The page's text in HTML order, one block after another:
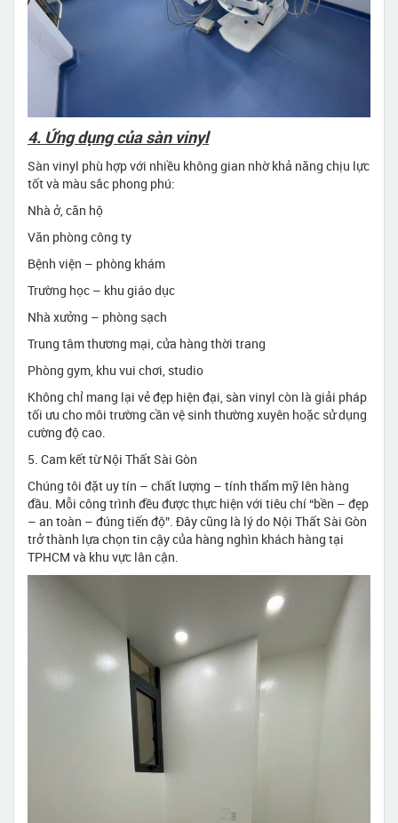
4. Ứng dụng của sàn vinyl
Sàn vinyl phù hợp với nhiều không gian nhờ khả năng chịu lực
tốt và màu sắc phong phú:
Nhà ở, căn hộ
Văn phòng công ty
Bệnh viện – phòng khám
Trường học – khu giáo dục
Nhà xưởng – phòng sạch
Trung tâm thương mại, cửa hàng thời trang
Phòng gym, khu vui chơi, studio
Không chỉ mang lại vẻ đẹp hiện đại, sàn vinyl còn là giải pháp
tối ưu cho môi trường cần vệ sinh thường xuyên hoặc sử dụng
cường độ cao.
5. Cam kết từ Nội Thất Sài Gòn
Chúng tôi đặt uy tín – chất lượng – tính thẩm mỹ lên hàng
đầu. Mỗi công trình đều được thực hiện với tiêu chí “bền – đẹp
– an toàn – đúng tiến độ”. Đây cũng là lý do Nội Thất Sài Gòn
trở thành lựa chọn tin cậy của hàng nghìn khách hàng tại
TPHCM và khu vực lân cận.